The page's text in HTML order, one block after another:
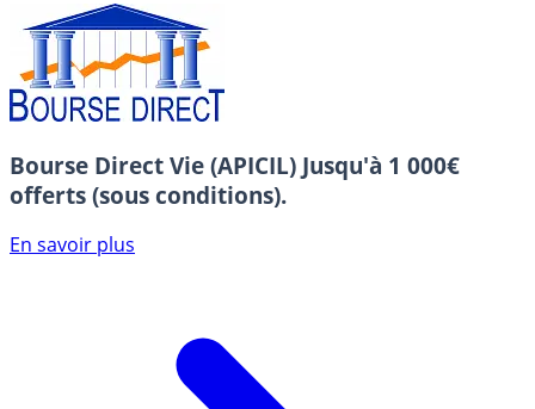
Bourse Direct Vie (APICIL) Jusqu'à 1 000€
offerts (sous conditions).
En savoir plus